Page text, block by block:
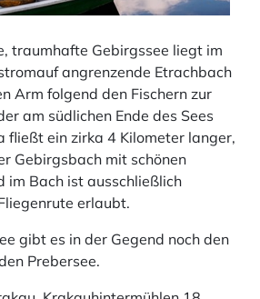
traumhafte Gebirgssee liegt im
angrenzende Etrachbach
Arm folgend den Fischern zur
am südlichen Ende des Sees
fließt ein zirka 4 Kilometer langer,
Gebirgsbach mit schönen
im Bach ist ausschließlich
erlaubt.
gibt es in der Gegend noch den
Prebersee.